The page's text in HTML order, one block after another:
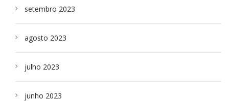
setembro 2023
agosto 2023
julho 2023
junho 2023